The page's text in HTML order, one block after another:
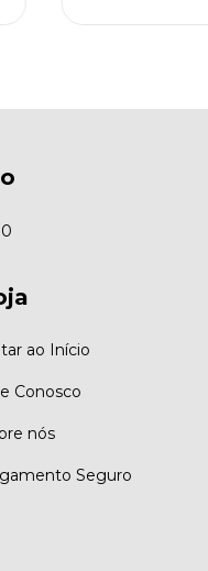
ao Início
Conosco
nós
Seguro